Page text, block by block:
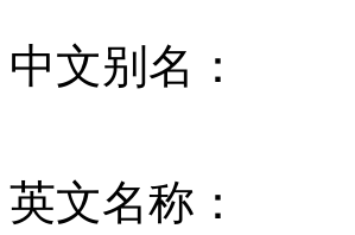
中文别名：
英文名称：